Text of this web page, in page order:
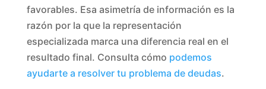
favorables. Esa asimetría de información es la
razón por la que la representación
especializada marca una diferencia real en el
resultado final. Consulta cómo podemos
ayudarte a resolver tu problema de deudas.